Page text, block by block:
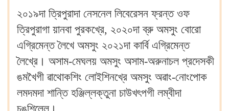
২০১৯দা ত্রিপুরাদা নেসনেল লিবেরেসন ফ্রন্ত ওফ
ত্রিপুরাগা য়ানবা পুরকখ্রে, ২০২০দা ব্রু অমসুং বোরো
এগ্রিমেন্ত লৈখে অমসুং ২০২১দা কার্বি এগ্রিমেন্ত
লৈখ্রে। অসাম-মেঘলয় অমসুং অসাম-অরুনাচল প্রদেসকী
ঙমখৈগী ৱাথোকশিং লোইশিনখ্রে অমসুং অৱাং-নোংপোক
লমদমদা শান্তি হঞ্জিল্লক্তুনা চাউখৎপগী লম্বীদা